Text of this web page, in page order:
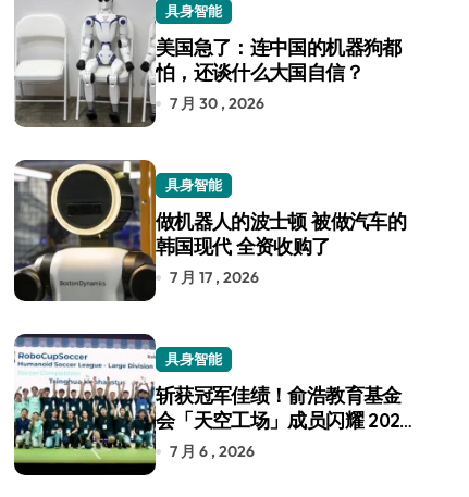
具身智能
美国急了：连中国的机器狗都
怕，还谈什么大国自信？
7 月 30 , 2026
具身智能
做机器人的波士顿 被做汽车的
韩国现代 全资收购了
7 月 17 , 2026
具身智能
斩获冠军佳绩！俞浩教育基金
会「天空工场」成员闪耀 2026
RoboCup 机器人世界杯
7 月 6 , 2026